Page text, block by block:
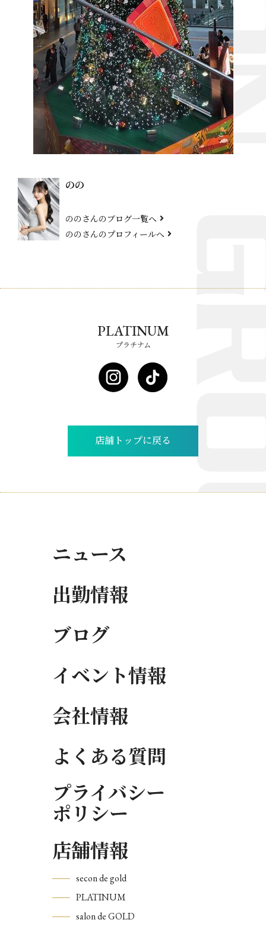
のの
ののさんのブログ一覧へ
ののさんのプロフィールへ
PLATINUM
プラチナム
店舗トップに戻る
ニュース
出勤情報
ブログ
イベント情報
会社情報
よくある質問
プライバシー
ポリシー
店舗情報
secon de gold
PLATINUM
salon de GOLD